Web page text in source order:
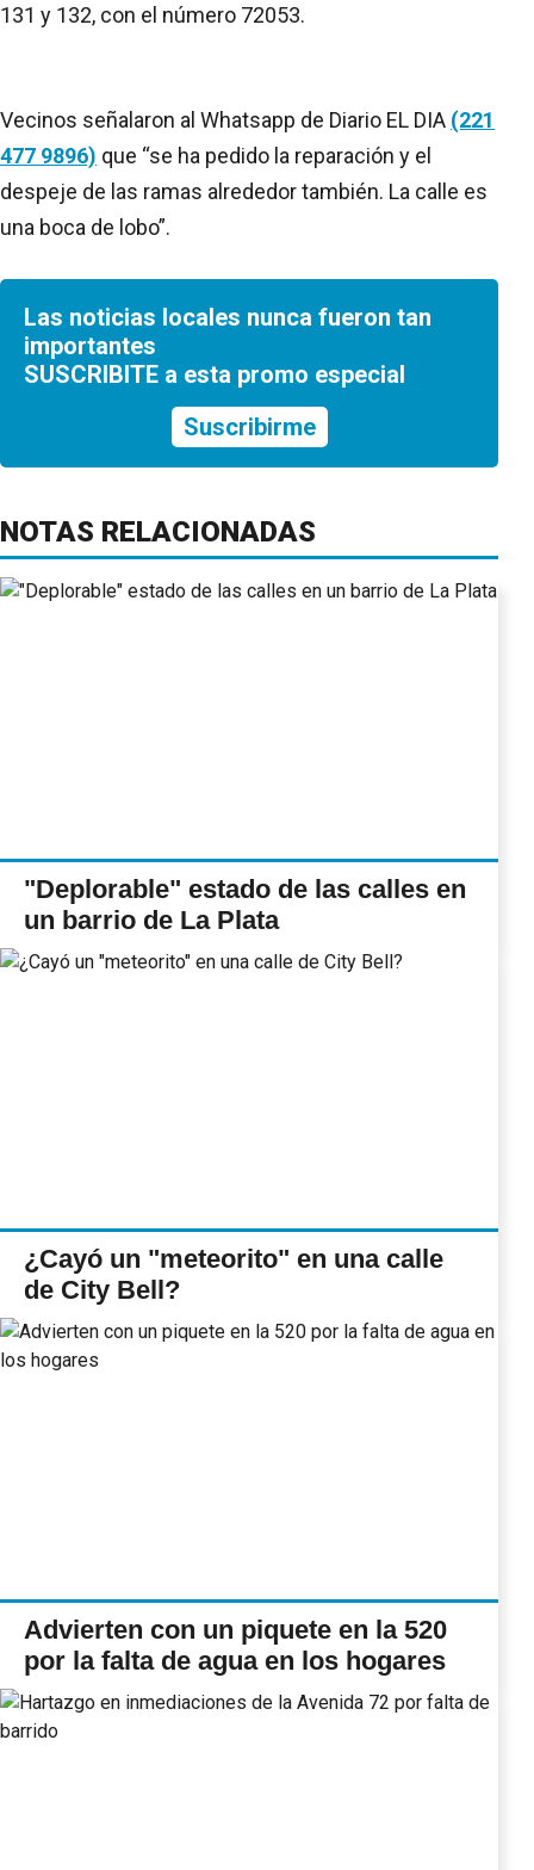
131 y 132, con el número 72053.
Vecinos señalaron al Whatsapp de Diario EL DIA (221
477 9896) que “se ha pedido la reparación y el
despeje de las ramas alrededor también. La calle es
una boca de lobo”.
Las noticias locales nunca fueron tan
importantes
SUSCRIBITE a esta promo especial
Suscribirme
NOTAS RELACIONADAS
"Deplorable" estado de las calles en
un barrio de La Plata
¿Cayó un "meteorito" en una calle
de City Bell?
Advierten con un piquete en la 520
por la falta de agua en los hogares